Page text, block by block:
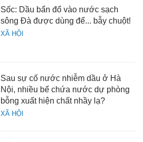
XÃ HỘI
Sốc: Dầu bẩn đổ vào nước sạch
sông Đà được dùng để... bẫy chuột!
XÃ HỘI
Sau sự cố nước nhiễm dầu ở Hà
Nội, nhiều bể chứa nước dự phòng
bỗng xuất hiện chất nhầy lạ?